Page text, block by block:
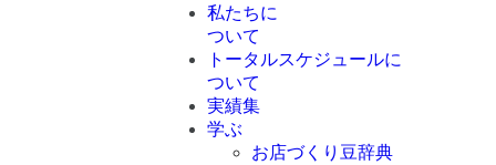
私たちに
ついて
トータルスケジュールに
ついて
実績集
学ぶ
お店づくり豆辞典